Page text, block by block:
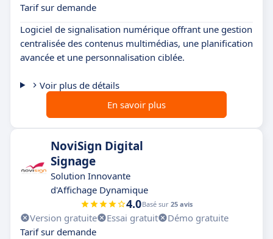
Tarif sur demande
Logiciel de signalisation numérique offrant une gestion
centralisée des contenus multimédias, une planification
avancée et une personnalisation ciblée.
Voir plus de détails
En savoir plus
NoviSign Digital
Signage
Solution Innovante
d'Affichage Dynamique
4.0Basé sur 25 avis
Version gratuite Essai gratuit
Démo gratuite
Tarif sur demande